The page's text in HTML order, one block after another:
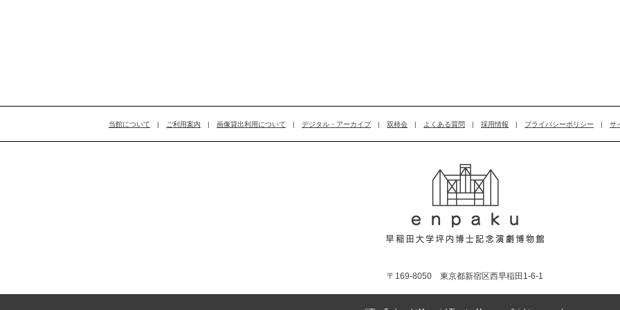
当館について | ご利用案内 | 画像貸出利用について | デジタル・アーカイブ | 双柿会 | よくある質問 | 採用情報 | プライバシーポリシー | サ
〒169-8050 東京都新宿区西早稲田1-6-1